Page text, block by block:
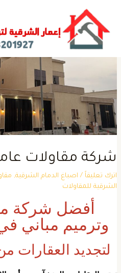
مقاولات
تعليقاً / اصباغ الدمام الشرقية,مقاول
للمقاولات
أفضل شركة
وترميم مباني
لتجديد العقارات